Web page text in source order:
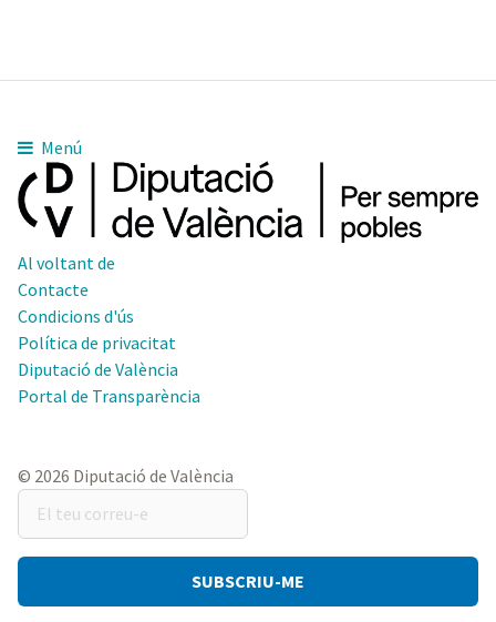
Menú
Al voltant de
Contacte
Condicions d'ús
Política de privacitat
Diputació de València
Portal de Transparència
© 2026 Diputació de València
El
teu
correu-